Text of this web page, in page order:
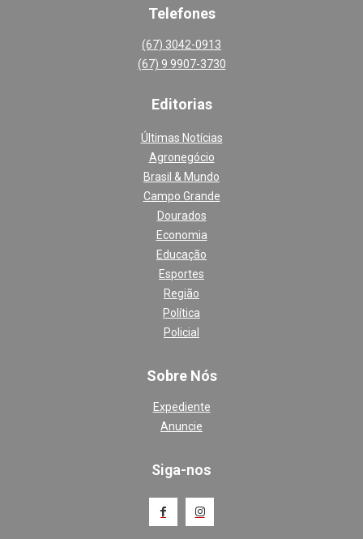
Telefones
(67) 3042-0913
(67) 9 9907-3730
Editorias
Últimas Notícias
Agronegócio
Brasil & Mundo
Campo Grande
Dourados
Economia
Educação
Esportes
Região
Política
Policial
Sobre Nós
Expediente
Anuncie
Siga-nos